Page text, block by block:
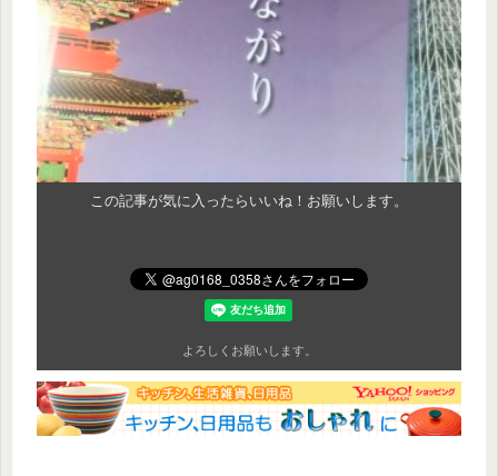
この記事が気に入ったらいいね！お願いします。
よろしくお願いします。